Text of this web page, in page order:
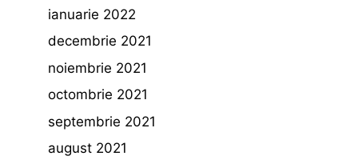
ianuarie 2022
decembrie 2021
noiembrie 2021
octombrie 2021
septembrie 2021
august 2021